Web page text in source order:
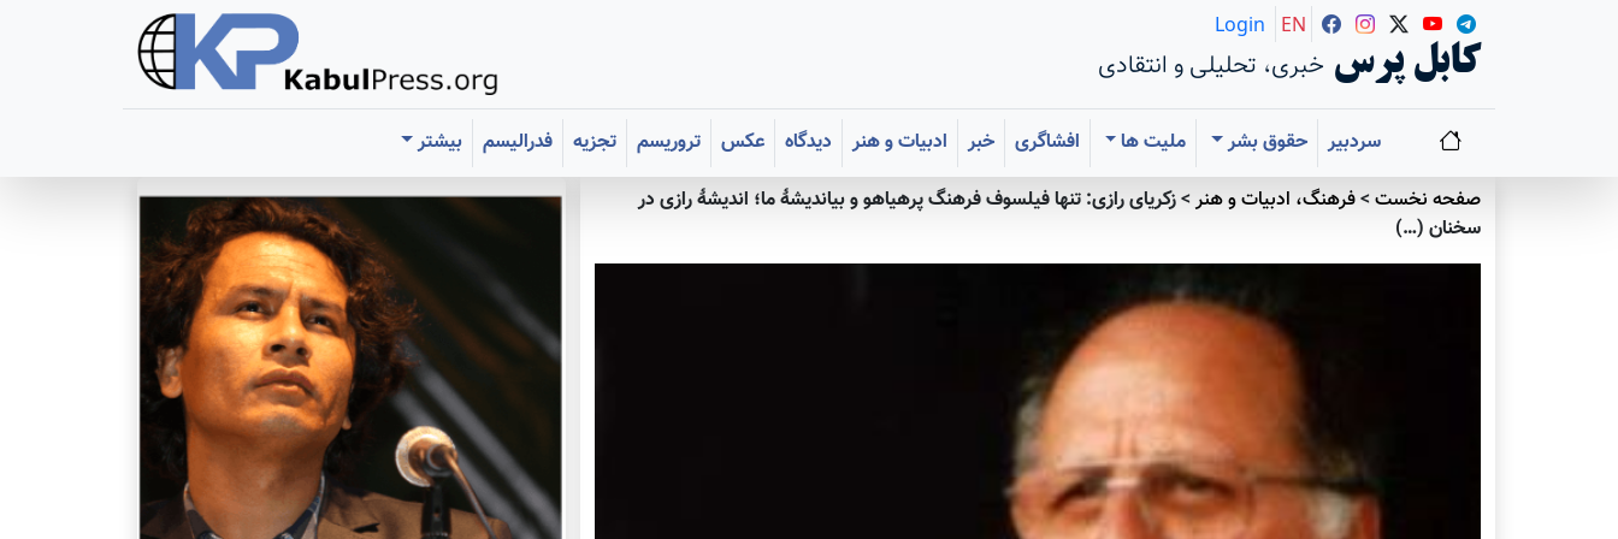
کابل پرس خبری، تحلیلی و انتقادی
Login EN
سردبیر حقوق بشر ملیت ها افشاگری خبر ادبیات و هنر دیدگاه عکس تروریسم تجزیه فدرالیسم
بیشتر
صفحه نخست>فرهنگ، ادبیات و هنر>زکریای رازی: تنها فیلسوف فرهنگ پرهیاهو و بی‏اندیشۀ ما؛ اندیشۀ رازی در
سخنان (…)